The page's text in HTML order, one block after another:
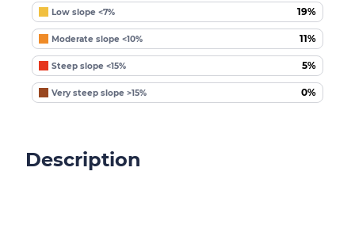
Low slope <7% 19%
Moderate slope <10% 11%
Steep slope <15% 5%
Very steep slope >15% 0%
Description